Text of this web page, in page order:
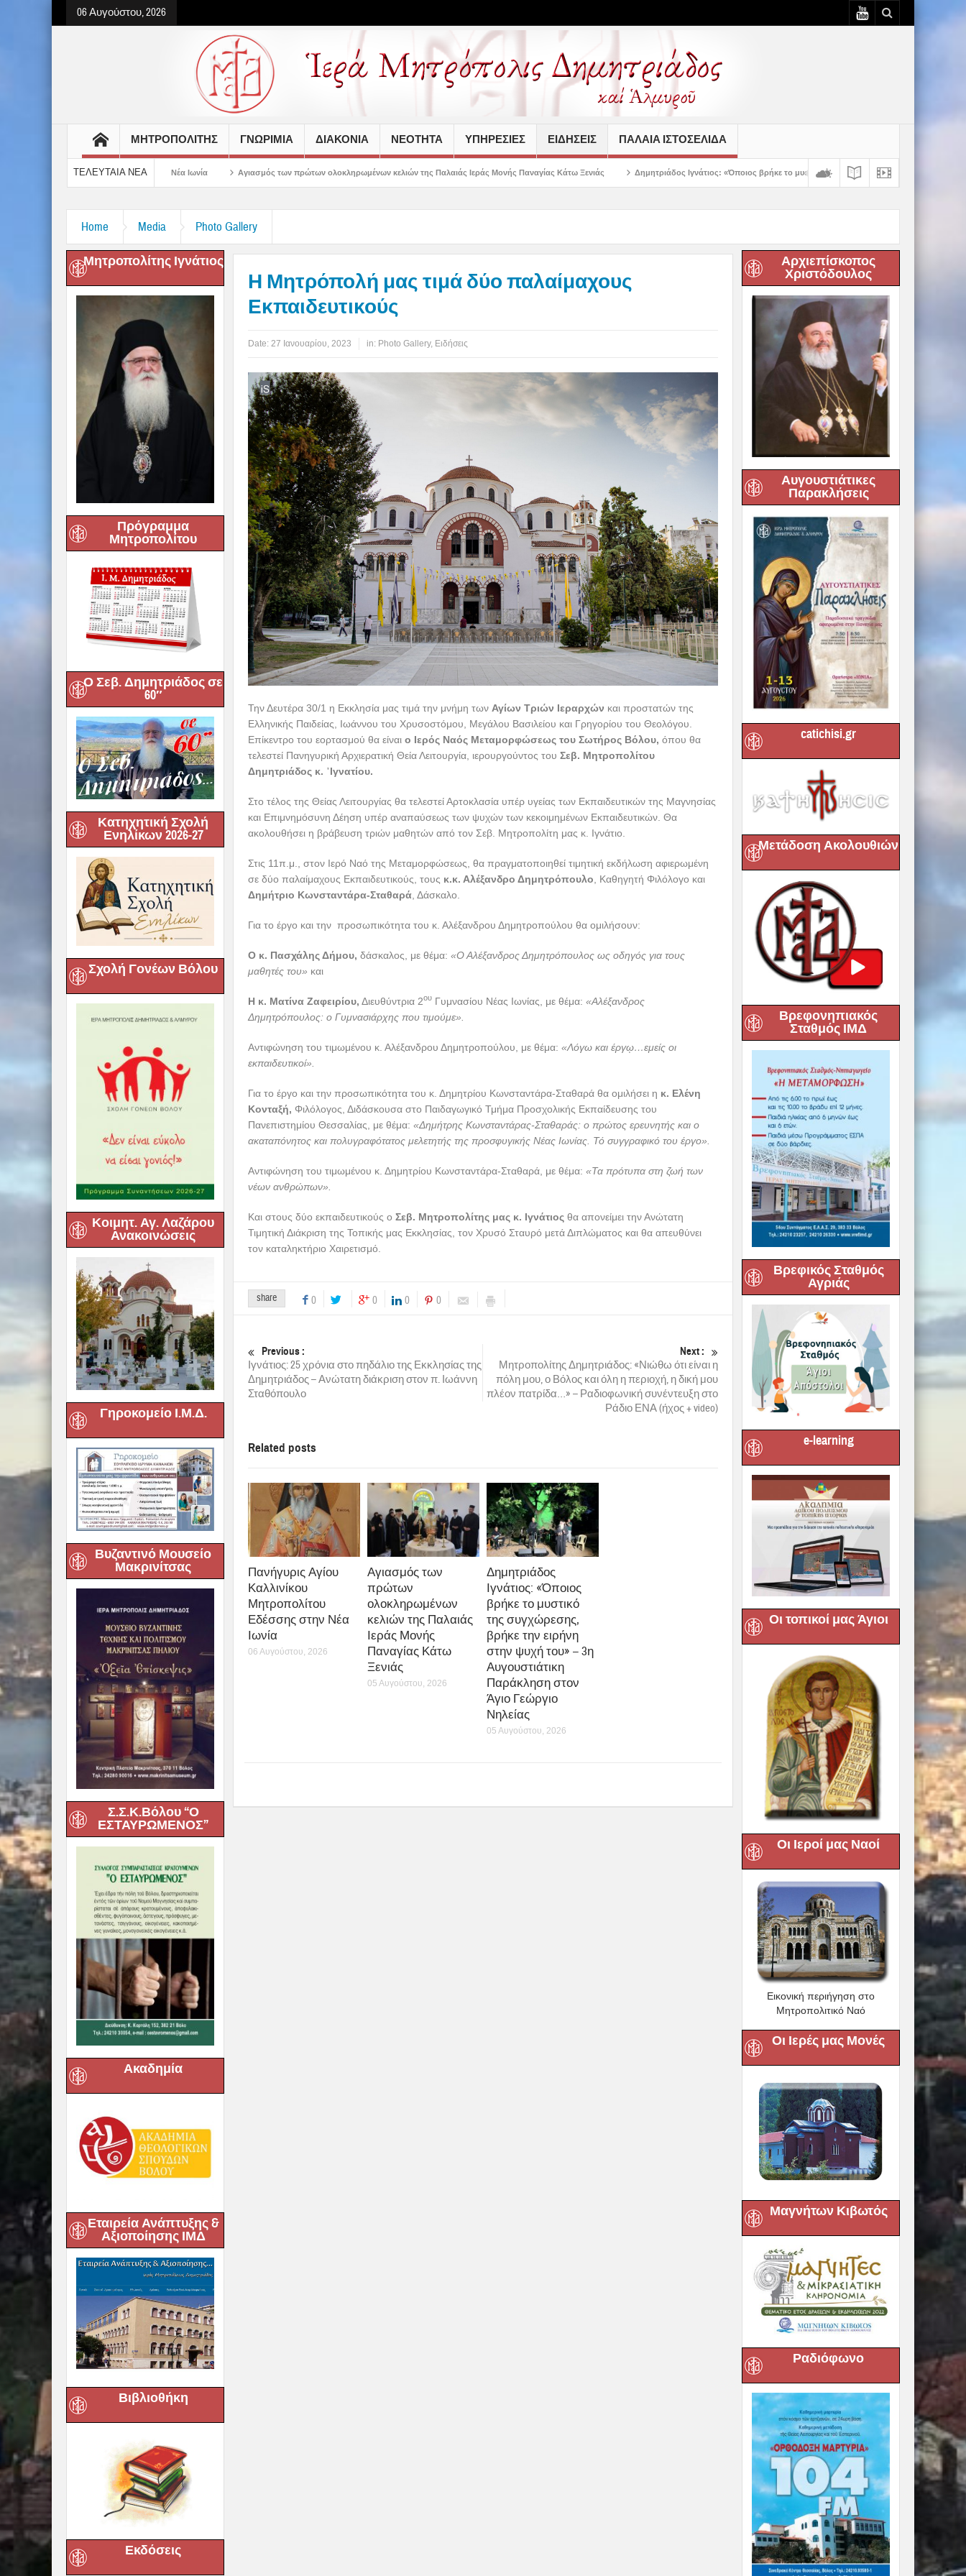
06 Αυγούστου, 2026
ΜΗΤΡΟΠΟΛΙΤΗΣ ΓΝΩΡΙΜΙΑ ΔΙΑΚΟΝΙΑ ΝΕΟΤΗΤΑ ΥΠΗΡΕΣΙΕΣ ΕΙΔΗΣΕΙΣ ΠΑΛΑΙΆ ΙΣΤΟΣΕΛΊΔΑ
ΤΕΛΕΥΤΑΙΑ ΝΕΑ
Εδέσσης στην Νέα Ιωνία Αγιασμός των πρώτων ολοκληρωμένων κελιών της Παλαιάς Ιεράς Μονής Παναγίας Κάτω Ξενιάς Δημητριάδος Ιγνάτιος: «Όποιος βρήκε το μυστικό της συγχώρεσης, βρήκε την ειρήνη στην ψυχή του» – 3η
Home Media Photo Gallery
Μητροπολίτης Ιγνάτιος
Πρόγραμμα
Μητροπολίτου
Ο Σεβ. Δημητριάδος σε
60″
Κατηχητική Σχολή
Ενηλίκων 2026-27
Σχολή Γονέων Βόλου
Κοιμητ. Αγ. Λαζάρου
Ανακοινώσεις
Γηροκομείο Ι.Μ.Δ.
Βυζαντινό Μουσείο
Μακρινίτσας
Σ.Σ.Κ.Βόλου “Ο
ΕΣΤΑΥΡΩΜΕΝΟΣ”
Ακαδημία
Εταιρεία Ανάπτυξης &
Αξιοποίησης ΙΜΔ
Βιβλιοθήκη
Εκδόσεις
Η Μητρόπολή μας τιμά δύο παλαίμαχους
Εκπαιδευτικούς
Date: 27 Ιανουαρίου, 2023 in: Photo Gallery, Ειδήσεις
Την Δευτέρα 30/1 η Εκκλησία μας τιμά την μνήμη των Αγίων Τριών Ιεραρχών και προστατών της
Ελληνικής Παιδείας, Ιωάννου του Χρυσοστόμου, Μεγάλου Βασιλείου και Γρηγορίου του Θεολόγου.
Επίκεντρο του εορτασμού θα είναι ο Ιερός Ναός Μεταμορφώσεως του Σωτήρος Βόλου, όπου θα
τελεστεί Πανηγυρική Αρχιερατική Θεία Λειτουργία, ιερουργούντος του Σεβ. Μητροπολίτου
Δημητριάδος κ. ᾿Ιγνατίου.
Στο τέλος της Θείας Λειτουργίας θα τελεστεί Αρτοκλασία υπέρ υγείας των Εκπαιδευτικών της Μαγνησίας
και Επιμνημόσυνη Δέηση υπέρ αναπαύσεως των ψυχών των κεκοιμημένων Εκπαιδευτικών. Θα
ακολουθήσει η βράβευση τριών μαθητών από τον Σεβ. Μητροπολίτη μας κ. Ιγνάτιο.
Στις 11π.μ., στον Ιερό Ναό της Μεταμορφώσεως, θα πραγματοποιηθεί τιμητική εκδήλωση αφιερωμένη
σε δύο παλαίμαχους Εκπαιδευτικούς, τους κ.κ. Αλέξανδρο Δημητρόπουλο , Καθηγητή Φιλόλογο και
Δημήτριο Κωνσταντάρα-Σταθαρά, Δάσκαλο.
Για το έργο και την προσωπικότητα του κ. Αλέξανδρου Δημητροπούλου θα ομιλήσουν:
Ο κ. Πασχάλης Δήμου, δάσκαλος, με θέμα: «Ο Αλέξανδρος Δημητρόπουλος ως οδηγός για τους
μαθητές του» και
Η κ. Ματίνα Ζαφειρίου, Διευθύντρια 2ουΓυμνασίου Νέας Ιωνίας, με θέμα: «Αλέξανδρος
Δημητρόπουλος: ο Γυμνασιάρχης που τιμούμε».
Αντιφώνηση του τιμωμένου κ. Αλέξανδρου Δημητροπούλου, με θέμα: «Λόγω και έργῳ…εμείς οι
εκπαιδευτικοί».
Για το έργο και την προσωπικότητα του κ. Δημητρίου Κωνσταντάρα-Σταθαρά θα ομιλήσει η κ. Ελένη
Κονταξή, Φιλόλογος, Διδάσκουσα στο Παιδαγωγικό Τμήμα Προσχολικής Εκπαίδευσης του
Πανεπιστημίου Θεσσαλίας, με θέμα: «Δημήτρης Κωνσταντάρας-Σταθαράς: ο πρώτος ερευνητής και ο
ακαταπόνητος και πολυγραφότατος μελετητής της προσφυγικής Νέας Ιωνίας. Τό συγγραφικό του έργο».
Αντιφώνηση του τιμωμένου κ. Δημητρίου Κωνσταντάρα-Σταθαρά, με θέμα: «Τα πρότυπα στη ζωή των
νέων ανθρώπων».
Και στους δύο εκπαιδευτικούς ο Σεβ. Μητροπολίτης μας κ. Ιγνάτιος θα απονείμει την Ανώτατη
Τιμητική Διάκριση της Τοπικής μας Εκκλησίας, τον Χρυσό Σταυρό μετά Διπλώματος και θα απευθύνει
τον καταληκτήριο Χαιρετισμό.
share 0 0 0 0
Previous :
Ιγνάτιος: 25 χρόνια στο πηδάλιο της Εκκλησίας της
Δημητριάδος – Ανώτατη διάκριση στον π. Ιωάννη
Σταθόπουλο
Next :
Μητροπολίτης Δημητριάδος: «Νιώθω ότι είναι η
πόλη μου, ο Βόλος και όλη η περιοχή, η δική μου
πλέον πατρίδα…» – Ραδιοφωνική συνέντευξη στο
Ράδιο ΕΝΑ (ήχος + video)
Related posts
Πανήγυρις Αγίου
Καλλινίκου
Μητροπολίτου
Εδέσσης στην Νέα
Ιωνία
06 Αυγούστου, 2026
Αγιασμός των
πρώτων
ολοκληρωμένων
κελιών της Παλαιάς
Ιεράς Μονής
Παναγίας Κάτω
Ξενιάς
05 Αυγούστου, 2026
Δημητριάδος
Ιγνάτιος: «Όποιος
βρήκε το μυστικό
της συγχώρεσης,
βρήκε την ειρήνη
στην ψυχή του» – 3η
Αυγουστιάτικη
Παράκληση στον
Άγιο Γεώργιο
Νηλείας
05 Αυγούστου, 2026
Αρχιεπίσκοπος
Χριστόδουλος
Αυγουστιάτικες
Παρακλήσεις
catichisi.gr
Μετάδοση Ακολουθιών
Βρεφονηπιακός
Σταθμός ΙΜΔ
Βρεφικός Σταθμός
Αγριάς
e-learning
Οι τοπικοί μας Άγιοι
Οι Ιεροί μας Ναοί
Εικονική περιήγηση στο
Μητροπολιτικό Ναό
Οι Ιερές μας Μονές
Μαγνήτων Κιβωτός
Ραδιόφωνο